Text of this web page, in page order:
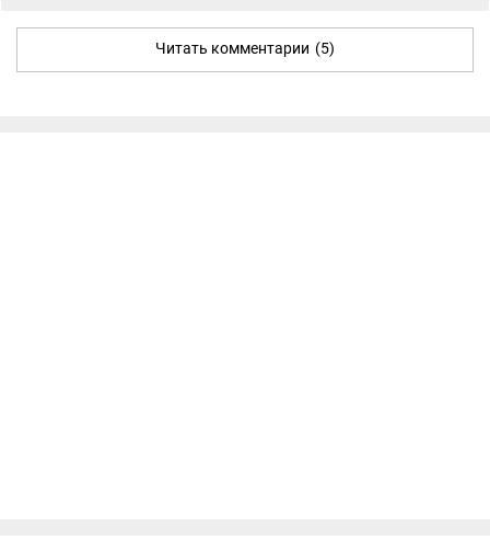
Читать комментарии (5)